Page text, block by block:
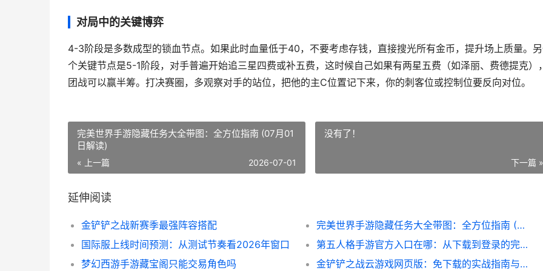
对局中的关键博弈
4-3阶段是多数成型的锁血节点。如果此时血量低于40，不要考虑存钱，直接搜光所有金币，提升场上质量。
个关键节点是5-1阶段，对手普遍开始追三星四费或补五费，这时候自己如果有两星五费（如泽丽、费德提克），
团战可以赢半筹。打决赛圈，多观察对手的站位，把他的主C位置记下来，你的刺客位或控制位要反向对位。
完美世界手游隐藏任务大全带图：全方位指南 (07月01
日解读)
« 上一篇 2026-07-01
没有了！
下一篇 »
延伸阅读
金铲铲之战新赛季最强阵容搭配
完美世界手游隐藏任务大全带图：全方位指南 (07月01日解读)
国际服上线时间预测：从测试节奏看2026年窗口
第五人格手游官方入口在哪：从下载到登录的完整指引
梦幻西游手游藏宝阁只能交易角色吗
金铲铲之战云游戏网页版：免下载的实战指南与操作误区